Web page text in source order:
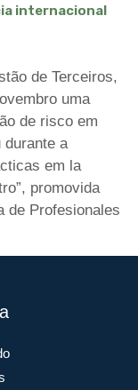
internacional
de Terceiros,
uma
de risco em
durante a
em la
promovida
de Profesionales